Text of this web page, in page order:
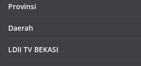
Provinsi
Daerah
LDII TV BEKASI